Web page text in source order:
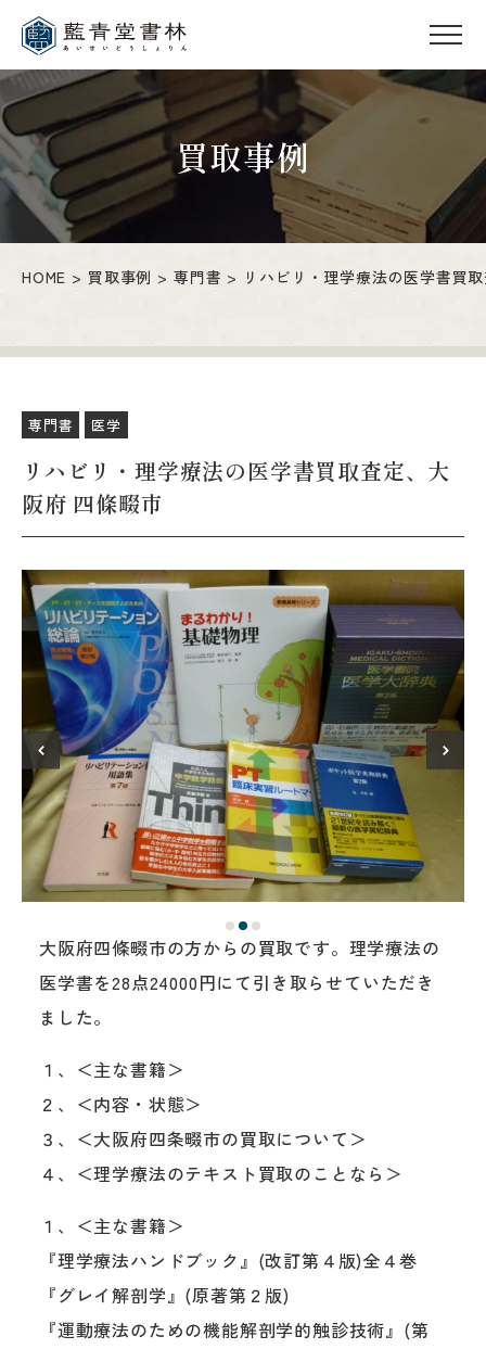
買取事例
HOME 買取事例 専門書 リハビリ・理学療法の医学書買
専門書 医学
リハビリ・理学療法の医学書買取査定、大
阪府 四條畷市
大阪府四條畷市の方からの買取です。理学療法の
医学書を28点24000円にて引き取らせていただき
ました。
１、＜主な書籍＞
２、＜内容・状態＞
３、＜大阪府四条畷市の買取について＞
４、＜理学療法のテキスト買取のことなら＞
１、＜主な書籍＞
『理学療法ハンドブック』(改訂第４版)全４巻
『グレイ解剖学』(原著第２版)
『運動療法のための機能解剖学的触診技術』(第